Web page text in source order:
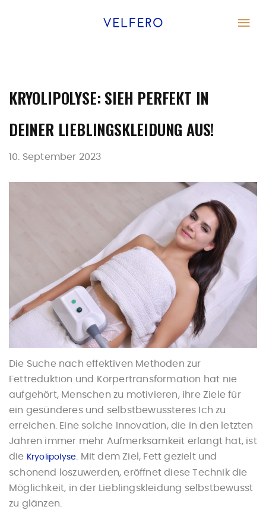
KRYOLIPOLYSE: SIEH PERFEKT IN
DEINER LIEBLINGSKLEIDUNG AUS!
10. September 2023
Die Suche nach effektiven Methoden zur
Fettreduktion und Körpertransformation hat nie
aufgehört, Menschen zu motivieren, ihre Ziele für
ein gesünderes und selbstbewussteres Ich zu
erreichen. Eine solche Innovation, die in den letzten
Jahren immer mehr Aufmerksamkeit erlangt hat, ist
die Kryolipolyse
. Mit dem Ziel, Fett gezielt und
schonend loszuwerden, eröffnet diese Technik die
Möglichkeit, in der Lieblingskleidung selbstbewusst
zu glänzen.